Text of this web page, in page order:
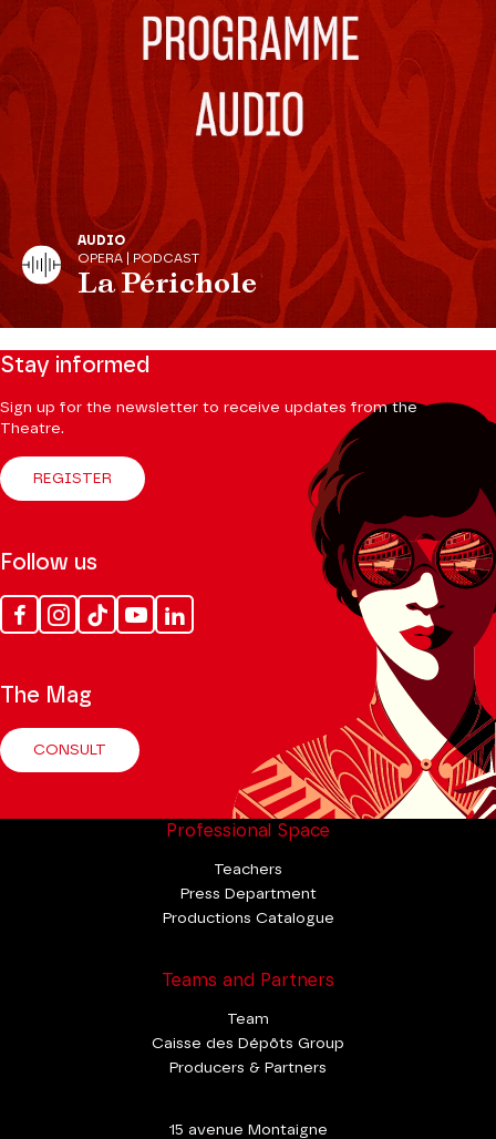
AUDIO
OPERA | PODCAST
La Périchole
Stay informed
Sign up for the newsletter to receive updates from the
Theatre.
REGISTER
Follow us
FacebookInstagram
Tik
Tok
YoutubeLinkedin
The Mag
CONSULT
Professional Space
Teachers
Press Department
Productions Catalogue
Teams and Partners
Team
Caisse des Dépôts Group
Producers & Partners
15 avenue Montaigne